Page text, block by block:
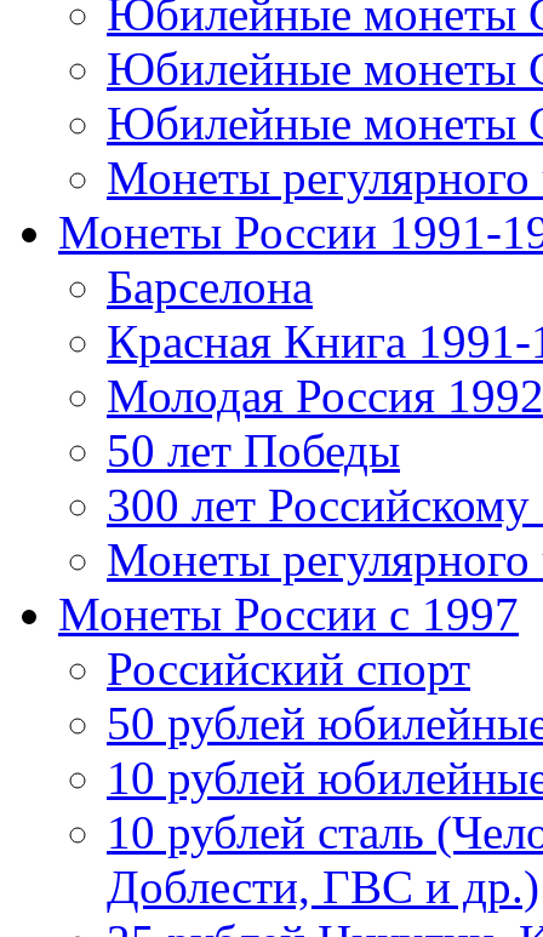
Юбилейные монеты
Юбилейные
Юбилейные
Монеты
Монеты России 1991-
Барселона
Красная Книга 1991-
Молодая Россия
50 лет Победы
300 лет
Монеты
Монеты России c 1997
Российский спорт
50 рублей
10 рублей
10 рублей сталь
Доблести, ГВС и др.)